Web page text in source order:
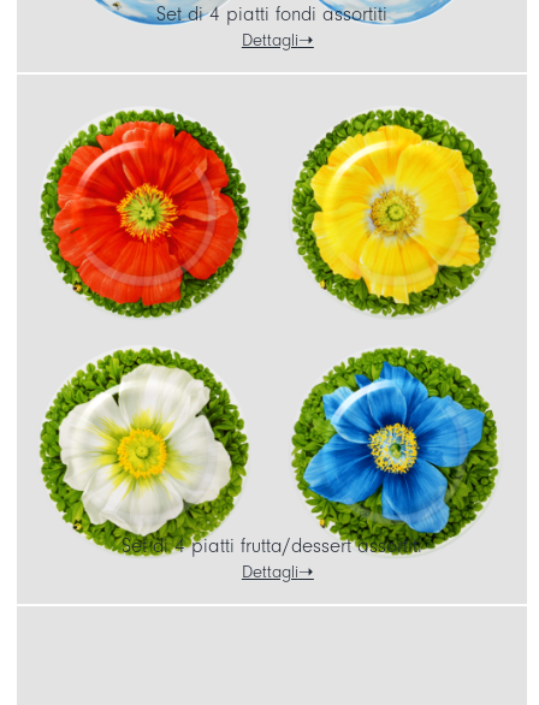
Set di 4 piatti fondi assortiti
Dettagli
Set di 4 piatti frutta/dessert assortiti
Dettagli